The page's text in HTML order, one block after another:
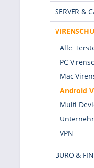
SERVER &
Alle
PC
Mac
Android
Multi
VPN
BÜRO &